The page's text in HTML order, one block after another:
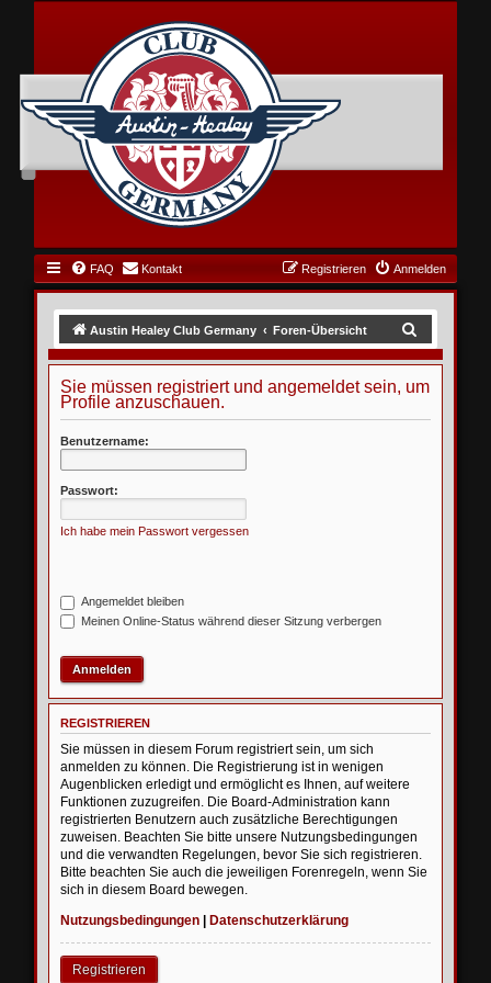
FAQ Kontakt Anmelden
Registrieren
Austin Healey Club Germany Foren-Übersicht
c
Sie müssen registriert und angemeldet sein, um
Profile anzuschauen.
Benutzername:
Passwort:
Ich habe mein Passwort vergessen
Angemeldet bleiben
Meinen Online-Status während dieser Sitzung verbergen
REGISTRIEREN
Sie müssen in diesem Forum registriert sein, um sich
anmelden zu können. Die Registrierung ist in wenigen
Augenblicken erledigt und ermöglicht es Ihnen, auf weitere
Funktionen zuzugreifen. Die Board-Administration kann
registrierten Benutzern auch zusätzliche Berechtigungen
zuweisen. Beachten Sie bitte unsere Nutzungsbedingungen
und die verwandten Regelungen, bevor Sie sich registrieren.
Bitte beachten Sie auch die jeweiligen Forenregeln, wenn Sie
sich in diesem Board bewegen.
Nutzungsbedingungen |Datenschutzerklärung
Registrieren